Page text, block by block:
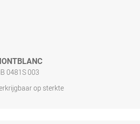
0481S 003
op sterkte